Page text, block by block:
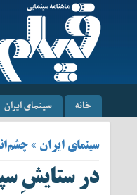
خانه سینمای ایران
سینمای ایران »
در ستایشِ